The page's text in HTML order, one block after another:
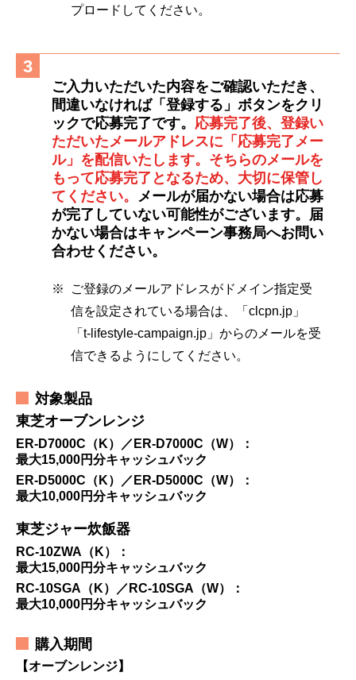
プロードしてください。
3
ご入力いただいた内容をご確認いただき、
間違いなければ「登録する」ボタンをクリ
ックで応募完了です。 応募完了後、登録い
ただいたメールアドレスに「応募完了メー
ル」を配信いたします。そちらのメールを
もって応募完了となるため、大切に保管し
てください。
メールが届かない場合は応募
が完了していない可能性がございます。届
かない場合はキャンペーン事務局へお問い
合わせください。
ご登録のメールアドレスがドメイン指定受
信を設定されている場合は、「clcpn.jp」
「t-lifestyle-campaign.jp」からのメールを受
信できるようにしてください。
対象製品
東芝オーブンレンジ
ER-D7000C（K）／ER-D7000C（W）：
最大15,000円分キャッシュバック
ER-D5000C（K）／ER-D5000C（W）：
最大10,000円分キャッシュバック
東芝ジャー炊飯器
RC-10ZWA（K）：
最大15,000円分キャッシュバック
RC-10SGA（K）／RC-10SGA（W）：
最大10,000円分キャッシュバック
購入期間
【オーブンレンジ】